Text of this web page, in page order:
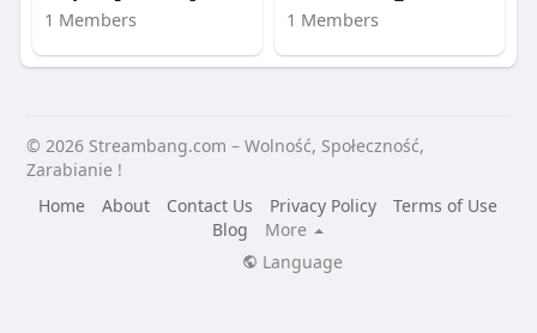
1 Members 1 Members
© 2026 Streambang.com – Wolność, Społeczność,
Zarabianie !
Home
About Contact Us Privacy Policy
Terms of Use
Blog
More
Language